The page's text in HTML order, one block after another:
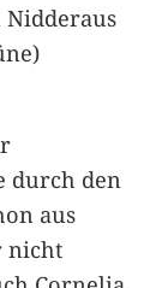
durch den
aus
nicht